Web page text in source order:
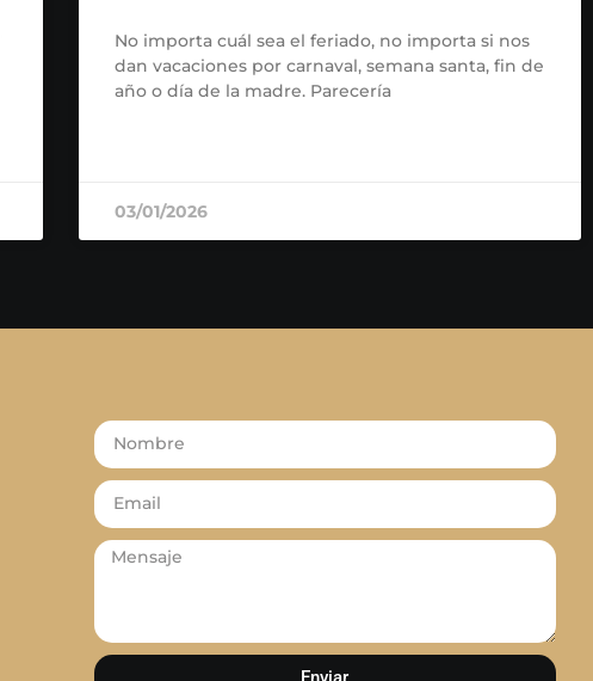
No importa cuál sea el feriado, no importa si nos
dan vacaciones por carnaval, semana santa, fin de
año o día de la madre. Parecería
03/01/2026